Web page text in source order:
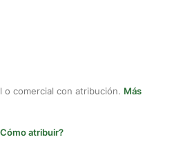
o comercial con atribución. Más
atribuir?